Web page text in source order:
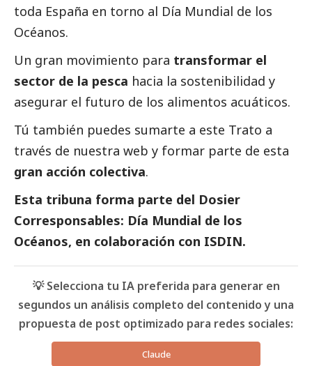
toda España en torno al Día Mundial de los
Océanos.
Un gran movimiento para transformar el
sector de la pesca hacia la sostenibilidad y
asegurar el futuro de los alimentos acuáticos.
Tú también puedes sumarte a este Trato a
través de nuestra web y formar parte de esta
gran acción colectiva.
Esta tribuna forma parte del Dosier
Corresponsables: Día Mundial de los
Océanos, en colaboración con ISDIN.
💡 Selecciona tu IA preferida para generar en
segundos un análisis completo del contenido y una
propuesta de post optimizado para redes sociales:
Claude